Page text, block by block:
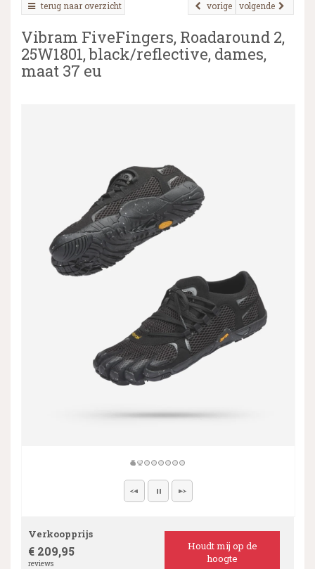
terug naar overzicht volgende
vorige
Vibram FiveFingers, Roadaround 2,
25W1801, black/reflective, dames,
maat 37 eu
Verkoopprijs
€ 209,95
reviews
Houdt mij op de
hoogte